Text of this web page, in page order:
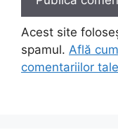
Acest site
spamul. Află
comentariilor tale